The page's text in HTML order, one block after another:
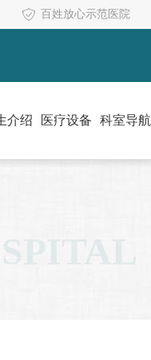
百姓放心示范医院
介绍 医疗设备 科室导航